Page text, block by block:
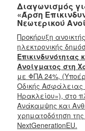
Interreg
Ελλάδα-
Κύπρος
Urban
Innovative
Actions
URBACT
III
URBACT
IV
Διαγωνισμός
«Άρση
Νεωτερικού
Προκήρυξη
ηλεκτρονικής
Επικινδυνότητας
Ανοίγματος στη
με ΦΠΑ 24%,
Οδικής Ασφάλειας
Ηρακλείου»), στο
Ανάκαμψης και
χρηματοδότηση
NextGenerationEU.